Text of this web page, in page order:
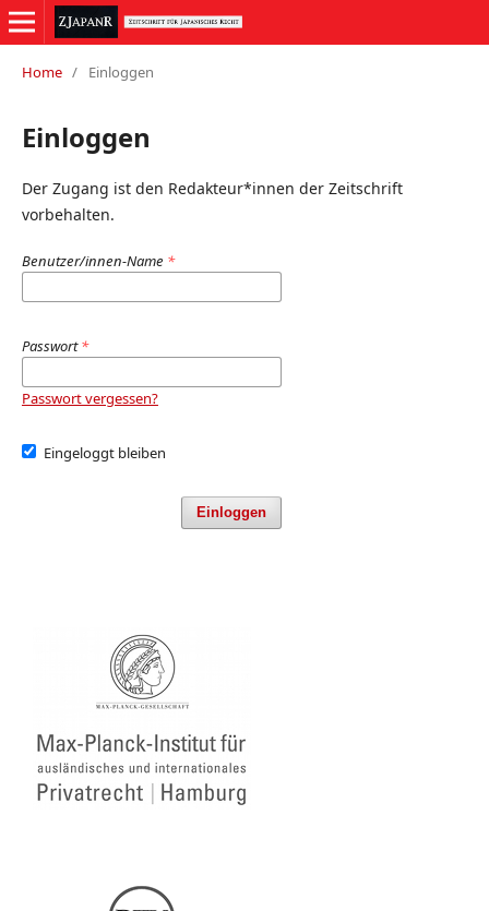
Home / Einloggen
Einloggen
Der Zugang ist den Redakteur*innen der Zeitschrift
vorbehalten.
Benutzer/innen-Name *
Passwort*
Passwort vergessen?
Eingeloggt bleiben
Einloggen